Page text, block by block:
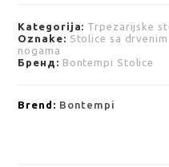
Kategorija: Trpezarijske
Oznake: Stolice sa
nogama
Бренд: Bontempi Stolice
Brend: Bontempi